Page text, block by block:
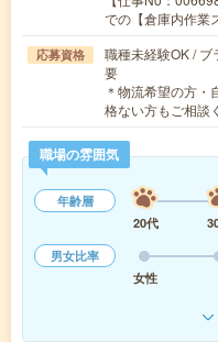
での【倉庫内作業
応募資格
職種未経験OK / ブ
要
＊物流希望の方・
格ない方もご相談
職場の雰囲気
年齢層
20代
男女比率
女性